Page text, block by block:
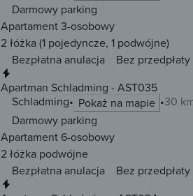
Darmowy parking
Apartament 3-osobowy
2 łóżka(1 pojedyncze, 1 podwójne)
Bezpłatna anulacja
Bez przedpłaty
Apartman Schladming - AST035
Schladming
Pokaż na mapie
30
Darmowy parking
Apartament 6-osobowy
2 łóżka podwójne
Bezpłatna anulacja
Bez przedpłaty